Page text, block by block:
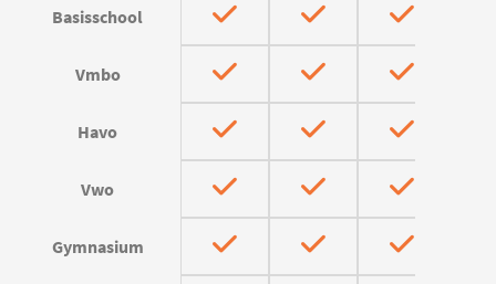
Basisschool
Vmbo
Havo
Vwo
Gymnasium